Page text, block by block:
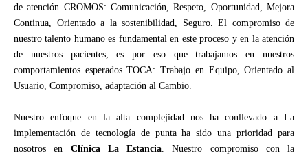
de atención CROMOS: Comunicación, Respeto, Oportunidad, Mejora
Continua, Orientado a la sostenibilidad, Seguro. El compromiso de
nuestro talento humano es fundamental en este proceso y en la atención
de nuestros pacientes, es por eso que trabajamos en nuestros
comportamientos esperados TOCA: Trabajo en Equipo, Orientado al
Usuario, Compromiso, adaptación al Cambio.
Nuestro enfoque en la alta complejidad nos ha conllevado a La
implementación de tecnología de punta ha sido una prioridad para
nosotros en Clínica La Estancia . Nuestro compromiso con la